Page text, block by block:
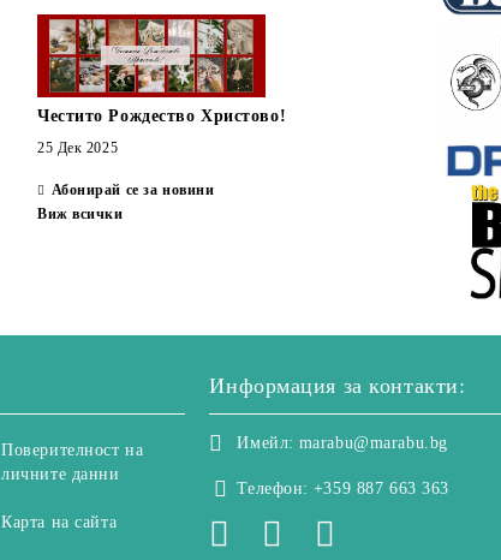
Честито Рождество Христово!
25 Дек 2025
Абонирай се за новини
Виж всички
Поверителност на
личните данни
Карта на сайта
Информация за контакти:
Имейл: marabu@marabu.bg
Телефон: +359 887 663 363